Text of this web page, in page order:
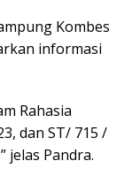
Kombes
informasi
Rahasia
dan ST/ 715 /
jelas Pandra.